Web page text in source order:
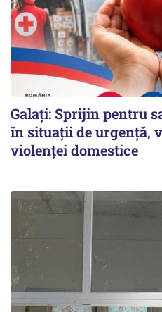
Galați: Sprijin pentru
în situații de urgență,
violenței domestice